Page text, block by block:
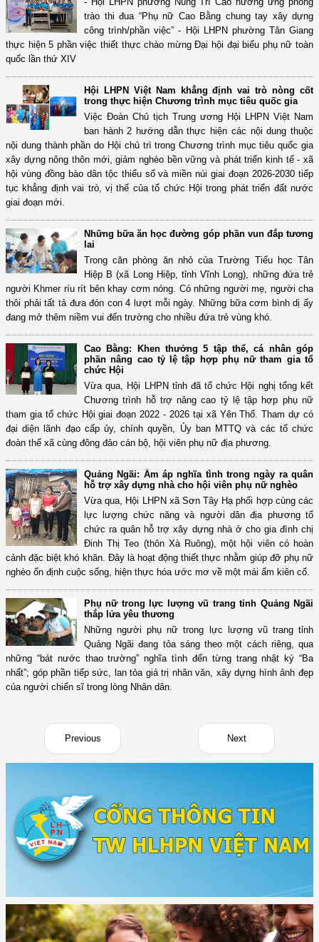
trào thi đua “Phụ nữ Cao Bằng chung tay xây dựng
công trình/phần việc” - Hội LHPN phường Tân Giang
thực hiện 5 phần việc thiết thực chào mừng Đại hội đại biểu phụ nữ toàn
quốc lần thứ XIV
Hội LHPN Việt Nam khẳng định vai trò nòng cốt
trong thực hiện Chương trình mục tiêu quốc gia
Việc Đoàn Chủ tịch Trung ương Hội LHPN Việt Nam
ban hành 2 hướng dẫn thực hiện các nội dung thuộc
nội dung thành phần do Hội chủ trì trong Chương trình mục tiêu quốc gia
xây dựng nông thôn mới, giảm nghèo bền vững và phát triển kinh tế - xã
hội vùng đồng bào dân tộc thiểu số và miền núi giai đoạn 2026-2030 tiếp
tục khẳng định vai trò, vị thế của tổ chức Hội trong phát triển đất nước
giai đoạn mới.
Những bữa ăn học đường góp phần vun đắp tương
lai
Trong căn phòng ăn nhỏ của Trường Tiểu học Tân
Hiệp B (xã Long Hiệp, tỉnh Vĩnh Long), những đứa trẻ
người Khmer ríu rít bên khay cơm nóng. Có những người mẹ, người cha
thôi phải tất tả đưa đón con 4 lượt mỗi ngày. Những bữa cơm bình dị ấy
đang mở thêm niềm vui đến trường cho nhiều đứa trẻ vùng khó.
Cao Bằng: Khen thưởng 5 tập thể, cá nhân góp
phần nâng cao tỷ lệ tập hợp phụ nữ tham gia tổ
chức Hội
Vừa qua, Hội LHPN tỉnh đã tổ chức Hội nghị tổng kết
Chương trình hỗ trợ nâng cao tỷ lệ tập hợp phụ nữ
tham gia tổ chức Hội giai đoạn 2022 - 2026 tại xã Yên Thổ. Tham dự có
đại diện lãnh đạo cấp ủy, chính quyền, Ủy ban MTTQ và các tổ chức
đoàn thể xã cùng đông đảo cán bộ, hội viên phụ nữ địa phương.
Quảng Ngãi: Ấm áp nghĩa tình trong ngày ra quân
hỗ trợ xây dựng nhà cho hội viên phụ nữ nghèo
Vừa qua, Hội LHPN xã Sơn Tây Hạ phối hợp cùng các
lực lượng chức năng và người dân địa phương tổ
chức ra quân hỗ trợ xây dựng nhà ở cho gia đình chị
Đinh Thị Teo (thôn Xà Ruông), một hội viên có hoàn
cảnh đặc biệt khó khăn. Đây là hoạt động thiết thực nhằm giúp đỡ phụ nữ
nghèo ổn định cuộc sống, hiện thực hóa ước mơ về một mái ấm kiên cố.
Phụ nữ trong lực lượng vũ trang tỉnh Quảng Ngãi
thắp lửa yêu thương
Những người phụ nữ trong lực lượng vũ trang tỉnh
Quảng Ngãi đang tỏa sáng theo một cách riêng, qua
những “bát nước thao trường” nghĩa tình đến từng trang nhật ký “Ba
nhất”; góp phần tiếp sức, lan tỏa giá trị nhân văn, xây dựng hình ảnh đẹp
của người chiến sĩ trong lòng Nhân dân.
Previous Next